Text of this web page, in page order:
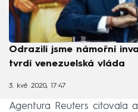
Odrazili jsme námořní
tvrdí venezuelská vláda
3. kvě 2020, 17:47
Agentura Reuters citovala